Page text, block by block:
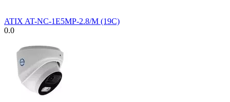
ATIX AT-NC-1E5MP-2.8/M (19C)
0.0